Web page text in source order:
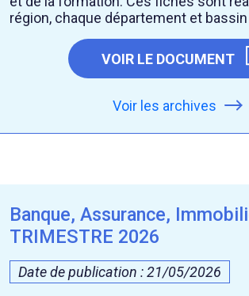
région, chaque département et
VOIR LE DOCUMENT
Voir les archives
Banque, Assurance,
TRIMESTRE 2026
Date de publication : 21/05/2026